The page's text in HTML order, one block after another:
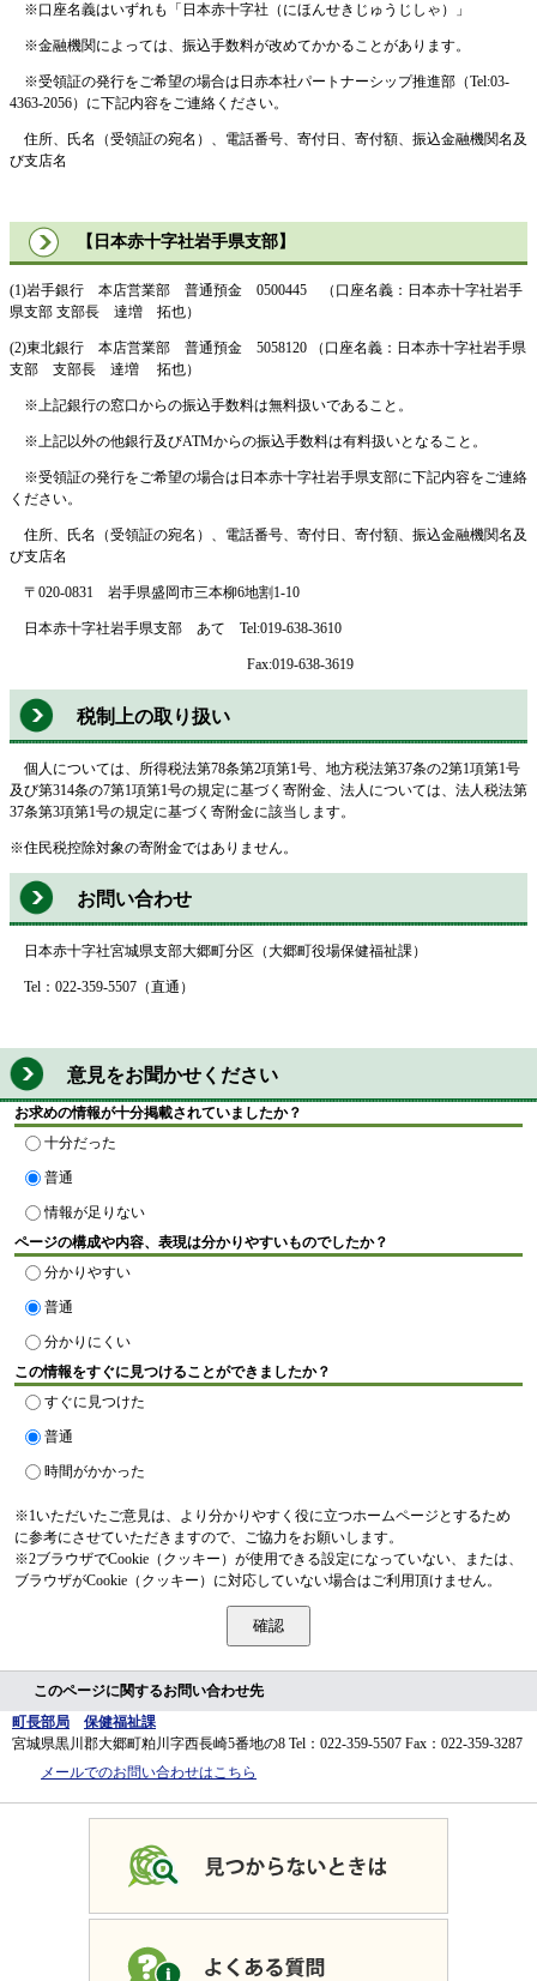
※口座名義はいずれも「日本赤十字社（にほんせきじゅうじしゃ）」
※金融機関によっては、振込手数料が改めてかかることがあります。
※受領証の発行をご希望の場合は日赤本社パートナーシップ推進部（Tel:03-
4363-2056）に下記内容をご連絡ください。
住所、氏名（受領証の宛名）、電話番号、寄付日、寄付額、振込金融機関名及
び支店名
【日本赤十字社岩手県支部】
(1)岩手銀行 本店営業部 普通預金 0500445 （口座名義：日本赤十字社岩手
県支部 支部長 達増 拓也）
(2)東北銀行 本店営業部 普通預金 5058120 （口座名義：日本赤十字社岩手県
支部 支部長 達増 拓也）
※上記銀行の窓口からの振込手数料は無料扱いであること。
※上記以外の他銀行及びATMからの振込手数料は有料扱いとなること。
※受領証の発行をご希望の場合は日本赤十字社岩手県支部に下記内容をご連絡
ください。
住所、氏名（受領証の宛名）、電話番号、寄付日、寄付額、振込金融機関名及
び支店名
〒020-0831 岩手県盛岡市三本柳6地割1-10
日本赤十字社岩手県支部 あて Tel:019-638-3610
Fax:019-638-3619
税制上の取り扱い
個人については、所得税法第78条第2項第1号、地方税法第37条の2第1項第1号
及び第314条の7第1項第1号の規定に基づく寄附金、法人については、法人税法第
37条第3項第1号の規定に基づく寄附金に該当します。
※住民税控除対象の寄附金ではありません。
お問い合わせ
日本赤十字社宮城県支部大郷町分区（大郷町役場保健福祉課）
Tel：022-359-5507（直通）
意見をお聞かせください
お求めの情報が十分掲載されていましたか？
十分だった
普通
情報が足りない
ページの構成や内容、表現は分かりやすいものでしたか？
分かりやすい
普通
分かりにくい
この情報をすぐに見つけることができましたか？
すぐに見つけた
普通
時間がかかった
※1いただいたご意見は、より分かりやすく役に立つホームページとするため
に参考にさせていただきますので、ご協力をお願いします。
※2ブラウザでCookie（クッキー）が使用できる設定になっていない、または、
ブラウザがCookie（クッキー）に対応していない場合はご利用頂けません。
このページに関するお問い合わせ先
町長部局
保健福祉課
宮城県黒川郡大郷町粕川字西長崎5番地の8 Tel：022-359-5507 Fax：022-359-3287
メールでのお問い合わせはこちら